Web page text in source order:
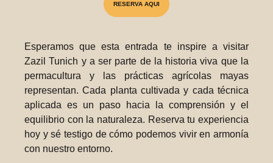
RESERVA AQUI
PREMIO NACIONAL
Esperamos que esta entrada te inspire a visitar
Zazil Tunich y a ser parte de la historia viva que la
permacultura y las prácticas agrícolas mayas
representan. Cada planta cultivada y cada técnica
aplicada es un paso hacia la comprensión y el
equilibrio con la naturaleza. Reserva tu experiencia
hoy y sé testigo de cómo podemos vivir en armonía
con nuestro entorno.